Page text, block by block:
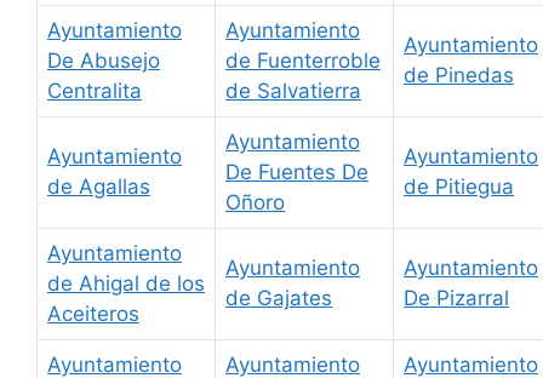
Ayuntamiento
De Abusejo
Centralita
Ayuntamiento
de Fuenterroble
de Salvatierra
Ayuntamiento
de Pinedas
Ayuntamiento
de Agallas
Ayuntamiento
De Fuentes De
Oñoro
Ayuntamiento
de Pitiegua
Ayuntamiento
de Ahigal de los
Aceiteros
Ayuntamiento
de Gajates
Ayuntamiento
De Pizarral
Ayuntamiento
Ayuntamiento
Ayuntamiento